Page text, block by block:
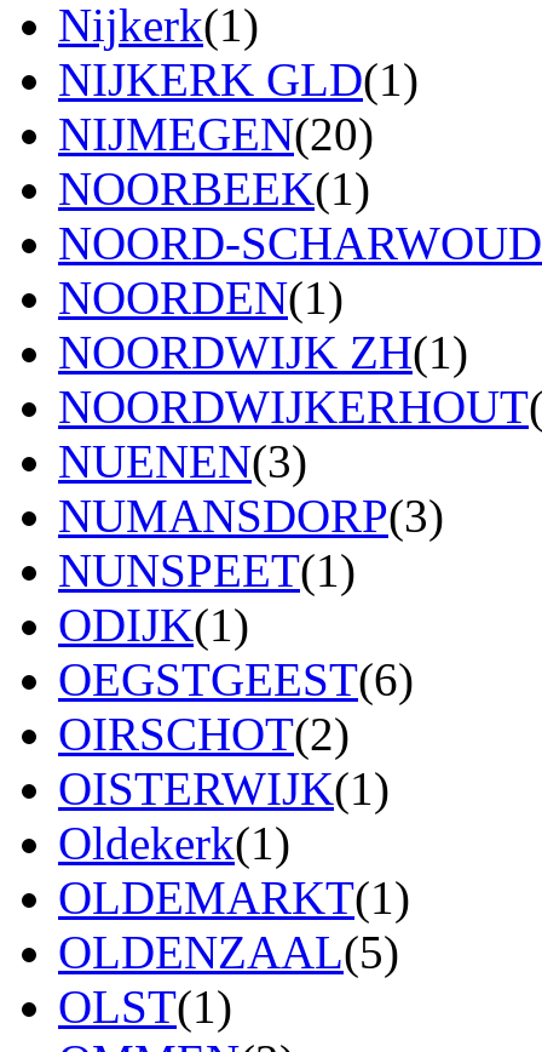
Nijkerk(1)
NIJKERK GLD(1)
NIJMEGEN(20)
NOORBEEK(1)
NOORD-
NOORDEN(1)
NOORDWIJK ZH(1)
NOORDWIJKERHOUT
NUENEN(3)
NUMANSDORP(3)
NUNSPEET(1)
ODIJK(1)
OEGSTGEEST(6)
OIRSCHOT(2)
OISTERWIJK(1)
Oldekerk(1)
OLDEMARKT(1)
OLDENZAAL(5)
OLST(1)